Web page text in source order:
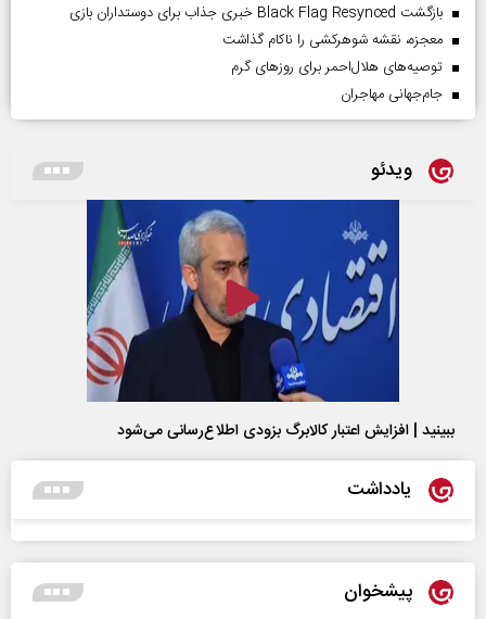
بازگشت Black Flag Resynced خبری جذاب برای دوستداران بازی
معجزه، نقشه شوهرکشی را ناکام گذاشت
توصیه‌های هلال‌احمر برای روز‌های گرم
جام‌جهانی مهاجران
ویدئو
ببینید | افزایش اعتبار کالابرگ بزودی اطلاع‌رسانی می‌شود
یادداشت
پیشخوان